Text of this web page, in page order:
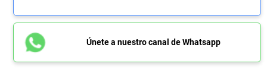
Únete a nuestro canal de Whatsapp